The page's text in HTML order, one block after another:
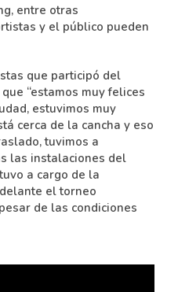
entre otras
y el público pueden
que participó del
“estamos muy felices
estuvimos muy
cerca de la cancha y eso
tuvimos a
las instalaciones del
a cargo de la
el torneo
de las condiciones